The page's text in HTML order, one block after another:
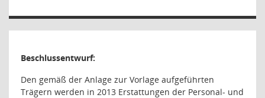
Beschlussentwurf:
Den gemäß der Anlage zur Vorlage aufgeführten
Trägern werden in 2013 Erstattungen der Personal- und